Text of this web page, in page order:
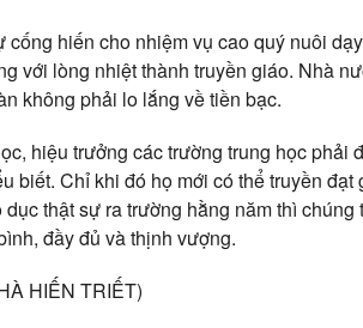
hiến cho nhiệm vụ cao quý nuôi
với lòng nhiệt thành truyền giáo. Nhà
không phải lo lắng về tiền bạc.
hiệu trưởng các trường trung học phải
biết. Chỉ khi đó họ mới có thể truyền đạt
thật sự ra trường hằng năm thì
đầy đủ và thịnh vượng.
HIẾN TRIẾT)